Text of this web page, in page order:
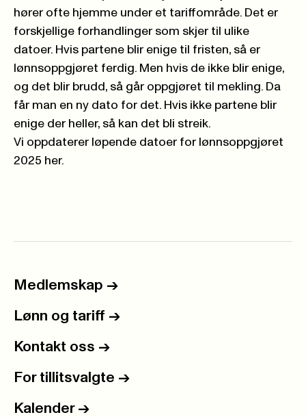
hører ofte hjemme under et tariffområde. Det er
forskjellige forhandlinger som skjer til ulike
datoer. Hvis partene blir enige til fristen, så er
lønnsoppgjøret ferdig. Men hvis de ikke blir enige,
og det blir brudd, så går oppgjøret til mekling. Da
får man en ny dato for det. Hvis ikke partene blir
enige der heller, så kan det bli streik.
Vi oppdaterer løpende datoer for lønnsoppgjøret
2025 her.
Medlemskap ->
Lønn og tariff ->
Kontakt oss ->
For tillitsvalgte ->
Kalender ->